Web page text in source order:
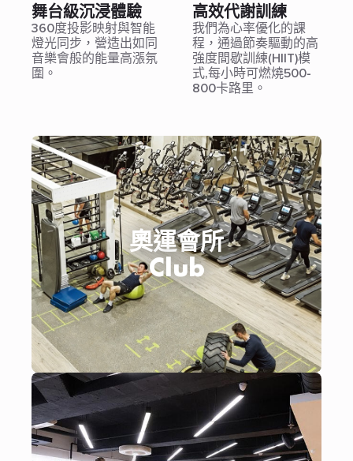
舞台級沉浸體驗
360度投影映射與智能
燈光同步，營造出如同
音樂會般的能量高漲氛
圍。
高效代謝訓練
我們為心率優化的課
程，通過節奏驅動的高
強度間歇訓練(HIIT)模
式,每小時可燃燒500-
800卡路里。
奧運會所
Club